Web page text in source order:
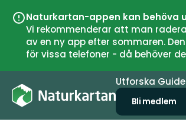
Naturkartan-appen kan behöva
Vi rekommenderar att man
av en ny app efter sommaren.
för vissa telefoner - då behöver
Utforska
Bli medlem